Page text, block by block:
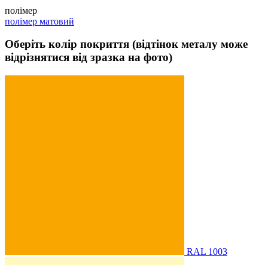
полімер
полімер матовий
Оберіть колір покриття (відтінок металу може
відрізнятися від зразка на фото)
RAL 1003